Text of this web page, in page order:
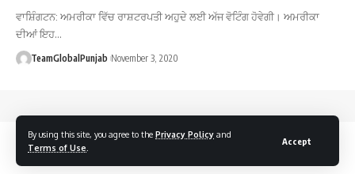
By using this site, you agree to the Privacy Policy and
Terms of Use
Accept
ਵਾਸ਼ਿੰਗਟਨ: ਅਮਰੀਕਾ ਵਿੱਚ ਰਾਸ਼ਟਰਪਤੀ ਅਹੁਦੇ ਲਈ ਅੱਜ ਵੋਟਿੰਗ ਹੋਵੇਗੀ। ਅਮਰੀਕਾ
ਦੀਆਂ ਇਹ…
TeamGlobalPunjab November 3, 2020